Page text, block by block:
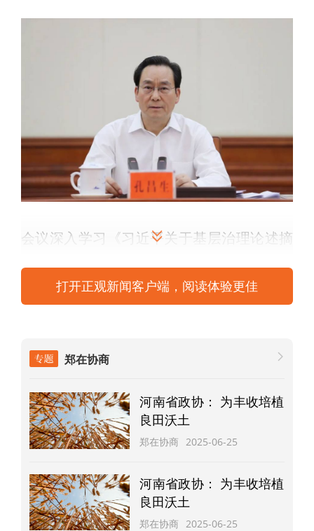
会议深入学习《习近平关于基层治理论述摘
编》，习近平总书记对精神文明建设工作作
出的重要指示和在《求是》杂志上发表的重
实加强社会治理提出的重要要求，立意高
远、内涵丰富、思想深邃。要站在推进国家
治理体系和治理能力现代化的高度，深刻领
会习近平总书记重要论述重要要求的核心要
加强社会治理”的实践要求，认真落实省委关
于加强社会治理工作的部署安排，充分发挥
打开正观新闻客户端，阅读体验更佳
郑在协商
河南省政协： 为丰收培植
良田沃土
郑在协商 2025-06-25
河南省政协： 为丰收培植
良田沃土
郑在协商 2025-06-25